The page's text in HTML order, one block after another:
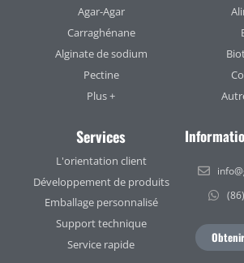
Agar-Agar
Carraghénane
Alginate de sodium
Pectine
Plus +
Services
L'orientation client
Développement de produits
Emballage personnalisé
Support technique
Service rapide